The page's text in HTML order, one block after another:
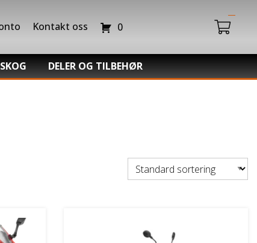
Kontakt oss 0
Du har ingen produkter i handlekurven.
DELER OG TILBEHØR